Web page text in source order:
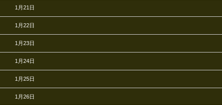
1月21日
1月22日
1月23日
1月24日
1月25日
1月26日